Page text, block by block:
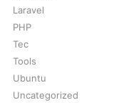
Laravel
PHP
Tec
Tools
Ubuntu
Uncategorized